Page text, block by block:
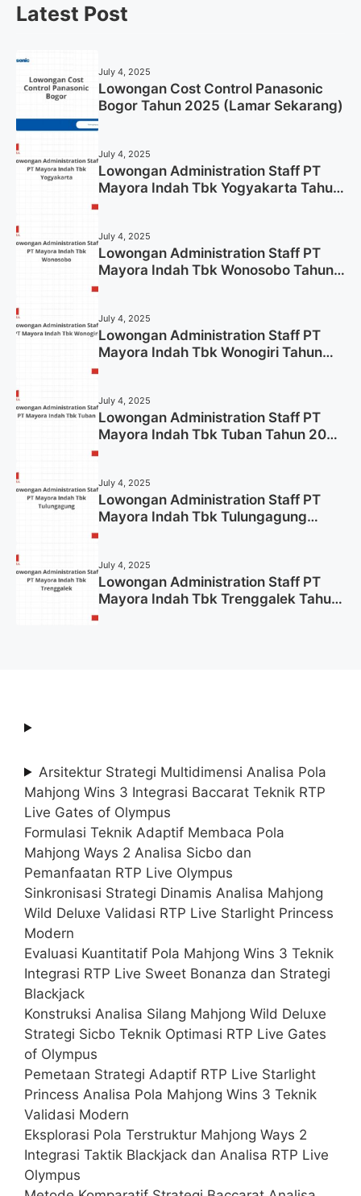
Latest Post
July 4, 2025
Lowongan Cost Control Panasonic
Bogor Tahun 2025 (Lamar Sekarang)
July 4, 2025
Lowongan Administration Staff PT
Mayora Indah Tbk Yogyakarta Tahun
July 4, 2025
Lowongan Administration Staff PT
Mayora Indah Tbk Wonosobo Tahun
July 4, 2025
Lowongan Administration Staff PT
Mayora Indah Tbk Wonogiri Tahun
July 4, 2025
Lowongan Administration Staff PT
Mayora Indah Tbk Tuban Tahun 2025
July 4, 2025
Lowongan Administration Staff PT
Mayora Indah Tbk Tulungagung
July 4, 2025
Lowongan Administration Staff PT
Mayora Indah Tbk Trenggalek Tahun
Arsitektur Strategi Multidimensi Analisa Pola
Mahjong Wins 3 Integrasi Baccarat Teknik RTP
Live Gates of Olympus
Formulasi Teknik Adaptif Membaca Pola
Mahjong Ways 2 Analisa Sicbo dan
Pemanfaatan RTP Live Olympus
Sinkronisasi Strategi Dinamis Analisa Mahjong
Wild Deluxe Validasi RTP Live Starlight Princess
Modern
Evaluasi Kuantitatif Pola Mahjong Wins 3 Teknik
Integrasi RTP Live Sweet Bonanza dan Strategi
Blackjack
Konstruksi Analisa Silang Mahjong Wild Deluxe
Strategi Sicbo Teknik Optimasi RTP Live Gates
of Olympus
Pemetaan Strategi Adaptif RTP Live Starlight
Princess Analisa Pola Mahjong Wins 3 Teknik
Validasi Modern
Eksplorasi Pola Terstruktur Mahjong Ways 2
Integrasi Taktik Blackjack dan Analisa RTP Live
Olympus